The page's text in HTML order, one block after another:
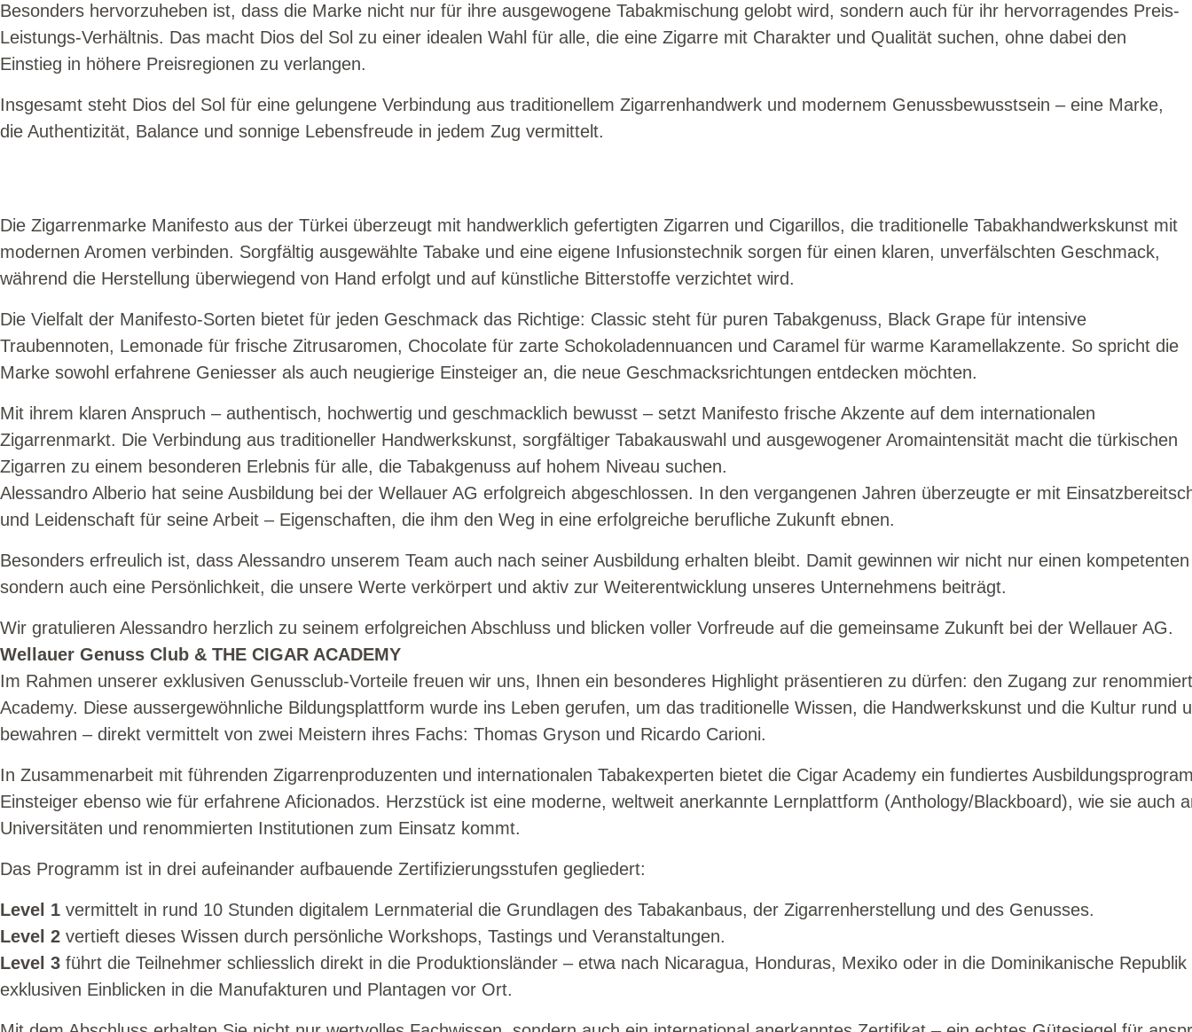
Besonders hervorzuheben ist, dass die Marke nicht nur für ihre ausgewogene Tabakmischung gelobt wird, sondern auch für ihr hervorragendes Preis-
Leistungs-Verhältnis. Das macht Dios del Sol zu einer idealen Wahl für alle, die eine Zigarre mit Charakter und Qualität suchen, ohne dabei den
Einstieg in höhere Preisregionen zu verlangen.
Insgesamt steht Dios del Sol für eine gelungene Verbindung aus traditionellem Zigarrenhandwerk und modernem Genussbewusstsein – eine Marke,
die Authentizität, Balance und sonnige Lebensfreude in jedem Zug vermittelt.
Die Zigarrenmarke Manifesto aus der Türkei überzeugt mit handwerklich gefertigten Zigarren und Cigarillos, die traditionelle Tabakhandwerkskunst mit
modernen Aromen verbinden. Sorgfältig ausgewählte Tabake und eine eigene Infusionstechnik sorgen für einen klaren, unverfälschten Geschmack,
während die Herstellung überwiegend von Hand erfolgt und auf künstliche Bitterstoffe verzichtet wird.
Die Vielfalt der Manifesto-Sorten bietet für jeden Geschmack das Richtige: Classic steht für puren Tabakgenuss, Black Grape für intensive
Traubennoten, Lemonade für frische Zitrusaromen, Chocolate für zarte Schokoladennuancen und Caramel für warme Karamellakzente. So spricht die
Marke sowohl erfahrene Geniesser als auch neugierige Einsteiger an, die neue Geschmacksrichtungen entdecken möchten.
Mit ihrem klaren Anspruch – authentisch, hochwertig und geschmacklich bewusst – setzt Manifesto frische Akzente auf dem internationalen
Zigarrenmarkt. Die Verbindung aus traditioneller Handwerkskunst, sorgfältiger Tabakauswahl und ausgewogener Aromaintensität macht die türkischen
Zigarren zu einem besonderen Erlebnis für alle, die Tabakgenuss auf hohem Niveau suchen.
Alessandro Alberio hat seine Ausbildung bei der Wellauer AG erfolgreich abgeschlossen. In den vergangenen Jahren überzeugte er mit
und Leidenschaft für seine Arbeit – Eigenschaften, die ihm den Weg in eine erfolgreiche berufliche Zukunft ebnen.
Besonders erfreulich ist, dass Alessandro unserem Team auch nach seiner Ausbildung erhalten bleibt. Damit gewinnen wir nicht nur einen
sondern auch eine Persönlichkeit, die unsere Werte verkörpert und aktiv zur Weiterentwicklung unseres Unternehmens beiträgt.
Wir gratulieren Alessandro herzlich zu seinem erfolgreichen Abschluss und blicken voller Vorfreude auf die gemeinsame Zukunft bei der Wellauer AG.
Wellauer Genuss Club & THE CIGAR ACADEMY
Im Rahmen unserer exklusiven Genussclub-Vorteile freuen wir uns, Ihnen ein besonderes Highlight präsentieren zu dürfen: den Zugang zur
Academy. Diese aussergewöhnliche Bildungsplattform wurde ins Leben gerufen, um das traditionelle Wissen, die Handwerkskunst und die Kultur rund
bewahren – direkt vermittelt von zwei Meistern ihres Fachs: Thomas Gryson und Ricardo Carioni.
In Zusammenarbeit mit führenden Zigarrenproduzenten und internationalen Tabakexperten bietet die Cigar Academy ein fundiertes
Einsteiger ebenso wie für erfahrene Aficionados. Herzstück ist eine moderne, weltweit anerkannte Lernplattform (Anthology/Blackboard), wie sie auch
Universitäten und renommierten Institutionen zum Einsatz kommt.
Das Programm ist in drei aufeinander aufbauende Zertifizierungsstufen gegliedert:
Level 1 vermittelt in rund 10 Stunden digitalem Lernmaterial die Grundlagen des Tabakanbaus, der Zigarrenherstellung und des Genusses.
Level 2 vertieft dieses Wissen durch persönliche Workshops, Tastings und Veranstaltungen.
Level 3 führt die Teilnehmer schliesslich direkt in die Produktionsländer – etwa nach Nicaragua, Honduras, Mexiko oder in die Dominikanische Republik
exklusiven Einblicken in die Manufakturen und Plantagen vor Ort.